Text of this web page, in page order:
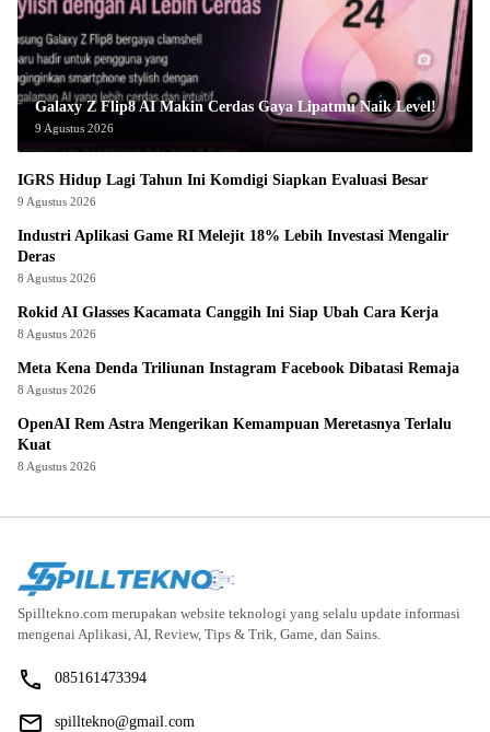
Galaxy Z Flip8 AI Makin Cerdas Gaya Lipatmu Naik Level!
9 Agustus 2026
IGRS Hidup Lagi Tahun Ini Komdigi Siapkan Evaluasi Besar
9 Agustus 2026
Industri Aplikasi Game RI Melejit 18% Lebih Investasi Mengalir
Deras
8 Agustus 2026
Rokid AI Glasses Kacamata Canggih Ini Siap Ubah Cara Kerja
8 Agustus 2026
Meta Kena Denda Triliunan Instagram Facebook Dibatasi Remaja
8 Agustus 2026
OpenAI Rem Astra Mengerikan Kemampuan Meretasnya Terlalu
Kuat
8 Agustus 2026
Spilltekno.com merupakan website teknologi yang selalu update informasi
mengenai Aplikasi, AI, Review, Tips & Trik, Game, dan Sains.
085161473394
spilltekno@gmail.com